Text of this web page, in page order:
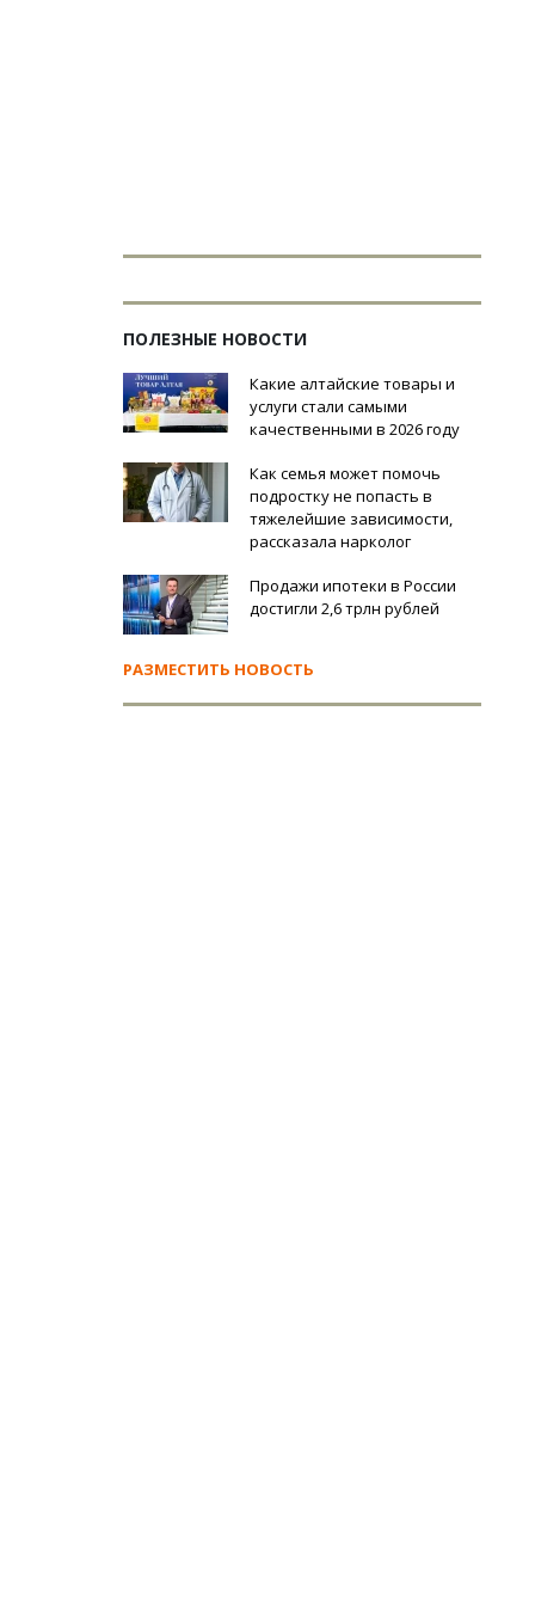
ПОЛЕЗНЫЕ НОВОСТИ
Какие алтайские товары и
услуги стали самыми
качественными в 2026 году
Как семья может помочь
подростку не попасть в
тяжелейшие зависимости,
рассказала нарколог
Продажи ипотеки в России
достигли 2,6 трлн рублей
РАЗМЕСТИТЬ НОВОСТЬ